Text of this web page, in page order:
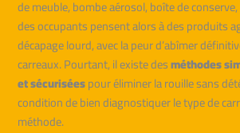
de meuble, bombe aérosol, boîte de
des occupants pensent alors à des produits
décapage lourd, avec la peur d’abîmer
carreaux. Pourtant, il existe desméthodes
et sécuriséespour éliminer la rouille sans
condition de bien diagnostiquer le type de
méthode.